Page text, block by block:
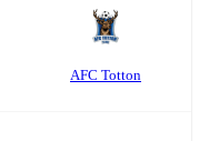
AFC Totton